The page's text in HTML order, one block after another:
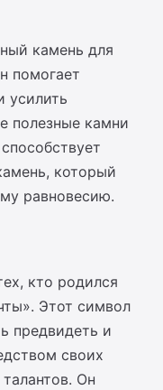
камень для
помогает
усилить
полезные камни
который
равновесию.
кто родился
Этот символ
предвидеть и
своих
Он